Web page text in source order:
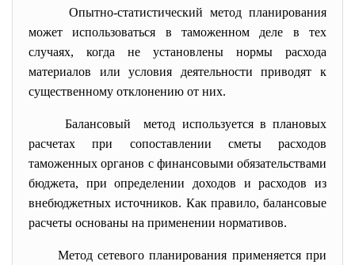
Опытно-статистический метод планирования
может использоваться в таможенном деле в тех
случаях, когда не установлены нормы расхода
материалов или условия деятельности приводят к
существенному отклонению от них.
Балансовый метод используется в плановых
расчетах при сопоставлении сметы расходов
таможенных органов с финансовыми обязательствами
бюджета, при определении доходов и расходов из
внебюджетных источников. Как правило, балансовые
расчеты основаны на применении нормативов.
Метод сетевого планирования применяется при